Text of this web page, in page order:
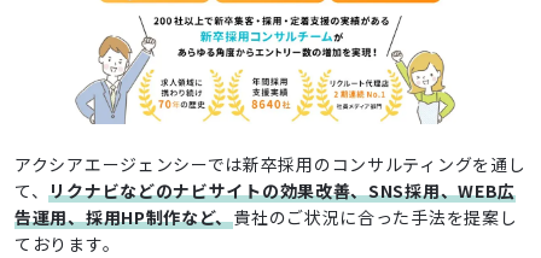
アクシアエージェンシーでは新卒採用のコンサルティングを通し
て、リクナビなどのナビサイトの効果改善、SNS採用、WEB広
告運用、採用HP制作など、貴社のご状況に合った手法を提案し
ております。